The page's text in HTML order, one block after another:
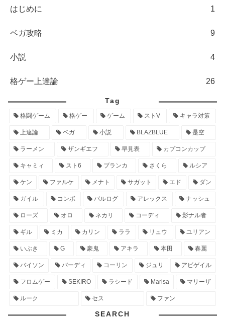
はじめに 1
ベガ攻略 9
小説 4
格ゲー上達論 26
Tag
格闘ゲーム 格ゲー ゲーム ストV キャラ対策
上達論 ベガ 小説 BLAZBLUE 是空
ラーメン ザンギエフ 早見表 カプコンカップ
キャミィ スト6 ブランカ さくら ルシア
ケン ファルケ メナト サガット エド ダン
ガイル コンボ バルログ アレックス ナッシュ
ローズ オロ ネカリ コーディ 影ナル者
ギル ミカ カリン ララ リュウ ユリアン
いぶき G 豪鬼 アキラ 本田 春麗
バイソン バーディ コーリン ジュリ アビゲイル
フロムゲー SEKIRO ラシード Marisa マリーザ
ルーク セス ファン
SEARCH